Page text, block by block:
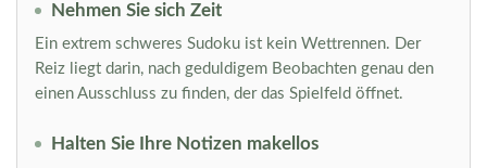
Nehmen Sie sich Zeit
Ein extrem schweres Sudoku ist kein Wettrennen. Der
Reiz liegt darin, nach geduldigem Beobachten genau den
einen Ausschluss zu finden, der das Spielfeld öffnet.
Halten Sie Ihre Notizen makellos